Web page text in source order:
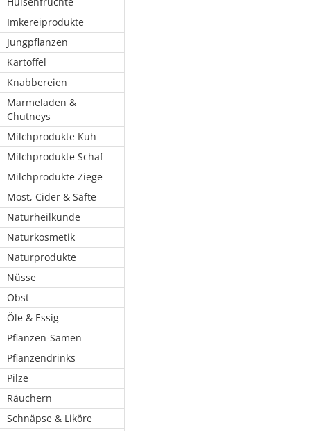
Imkereiprodukte
Jungpflanzen
Kartoffel
Knabbereien
Marmeladen &
Chutneys
Milchprodukte Kuh
Milchprodukte Schaf
Milchprodukte Ziege
Most, Cider & Säfte
Naturheilkunde
Naturkosmetik
Naturprodukte
Nüsse
Obst
Öle & Essig
Pflanzen-Samen
Pflanzendrinks
Pilze
Räuchern
Schnäpse & Liköre